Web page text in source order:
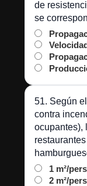
de
se
51. Según
contra
ocupantes),
1 m²/
2 m²/